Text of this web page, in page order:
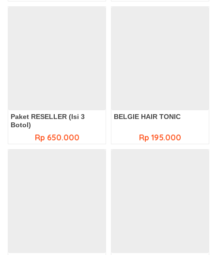
Paket RESELLER (Isi 3
Botol)
Rp 650.000
BELGIE HAIR TONIC
Rp 195.000